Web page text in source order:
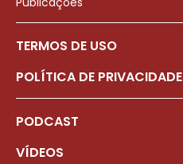
TERMOS DE USO
POLÍTICA DE PRIVACIDADE
PODCAST
VÍDEOS